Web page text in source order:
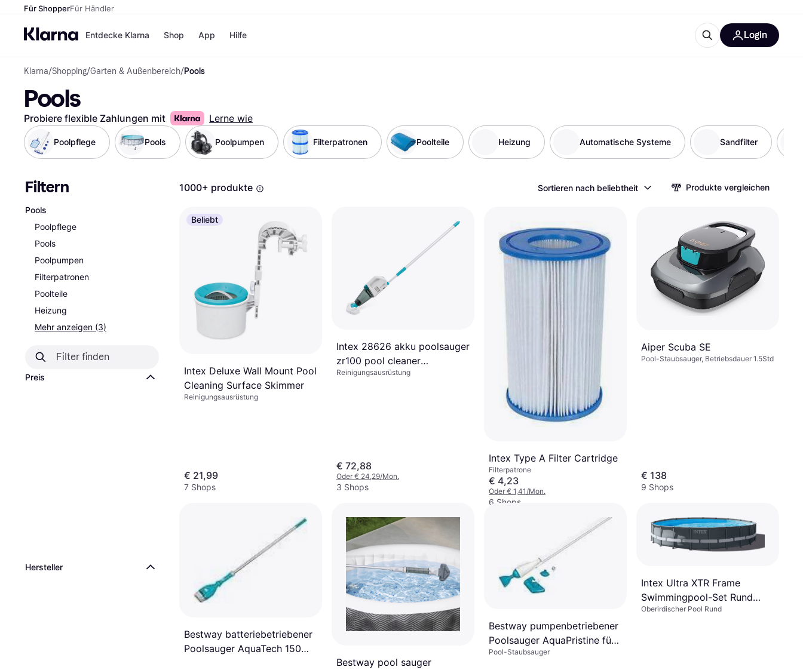
Für ShopperFür Händler
Entdecke Klarna
Zahlungsmethoden
Bezahle in 3
Teilzahlungen
Bezahle in bis zu 30
Tagen
Ratenzahlung
Shop
Temu
Kaufland.at
Alle Shops
Spielzeug & Hobbys
Möbel & Haushalt
TV & Audio
Sport & Freizeit
Fahrzeuge & Zubehör
Garten & Außenbereich
Küchengeräte
Haushaltsgeräte
Alle Kategorien
App Hilfe Login
Klarna/Shopping/Garten & Außenbereich/Pools
Pools
Probiere flexible Zahlungen mit Lerne wie
Poolpflege Pools Poolpumpen Filterpatronen Poolteile Heizung Automatische Systeme Sandfilter
Filtern
Pools
Poolpflege
Pools
Poolpumpen
Filterpatronen
Poolteile
Heizung
Mehr anzeigen (3)
Preis
Hersteller
1000+ produkte Sortieren nach beliebtheit Produkte vergleichen
Beliebt
Intex Deluxe Wall Mount Pool
Cleaning Surface Skimmer
Reinigungsausrüstung
€ 21,99
7 Shops
Intex 28626 akku poolsauger
zr100 pool cleaner
bodensauger
Reinigungsausrüstung
€ 72,88
Oder € 24,29/Mon.
3 Shops
Intex Type A Filter Cartridge
Filterpatrone
€ 4,23
Oder € 1,41/Mon.
6 Shops
Aiper Scuba SE
Pool-Staubsauger, Betriebsdauer 1.5Std
€ 138
9 Shops
Bestway batteriebetriebener
Poolsauger AquaTech 150
Bestway pool sauger
Bestway pumpenbetriebener
Poolsauger AquaPristine für
Poolgrößen bis 457 cm
Pool-Staubsauger
Intex Ultra XTR Frame
Swimmingpool-Set Rund
610x122 cm
Oberirdischer Pool Rund